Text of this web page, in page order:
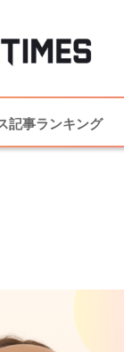
記事ランキング